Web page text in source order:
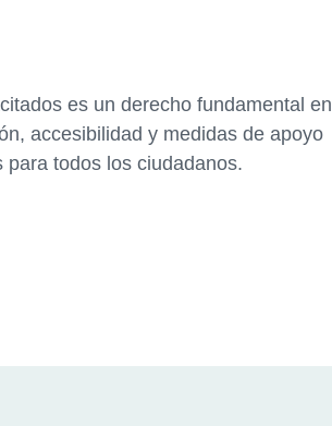
es un derecho fundamental en
accesibilidad y medidas de apoyo
todos los ciudadanos.